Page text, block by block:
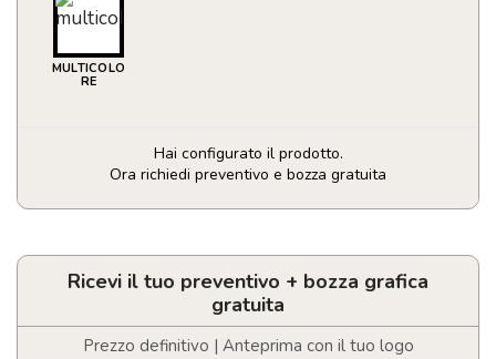
MULTICOLO
RE
Hai configurato il prodotto.
Ora richiedi preventivo e bozza gratuita
Blocco
adesivi
quantitàRicevi il tuo preventivo + bozza grafica
gratuita
Prezzo definitivo | Anteprima con il tuo logo